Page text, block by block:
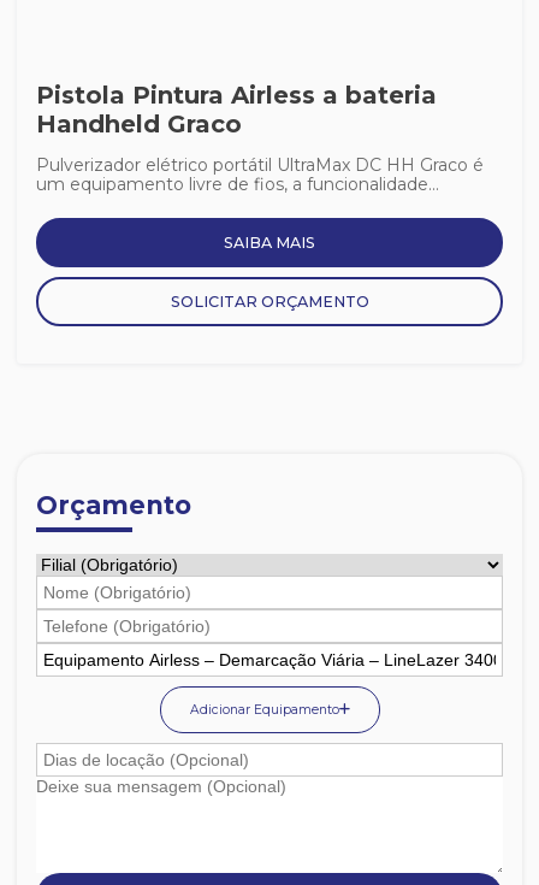
Pistola Pintura Airless a bateria
Handheld Graco
Pulverizador elétrico portátil UltraMax DC HH Graco é
um equipamento livre de fios, a funcionalidade...
SAIBA MAIS
SOLICITAR ORÇAMENTO
Orçamento
Adicionar Equipamento